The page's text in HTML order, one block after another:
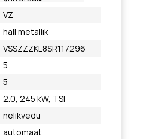
VZ
hall metallik
VSSZZZKL8SR117296
5
5
2.0, 245 kW, TSI
nelikvedu
automaat